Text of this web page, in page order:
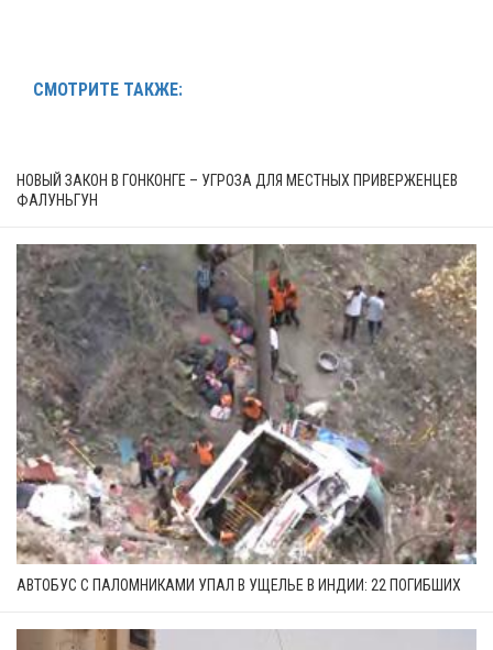
СМОТРИТЕ ТАКЖЕ:
НОВЫЙ ЗАКОН В ГОНКОНГЕ – УГРОЗА ДЛЯ МЕСТНЫХ ПРИВЕРЖЕНЦЕВ
ФАЛУНЬГУН
АВТОБУС С ПАЛОМНИКАМИ УПАЛ В УЩЕЛЬЕ В ИНДИИ: 22 ПОГИБШИХ